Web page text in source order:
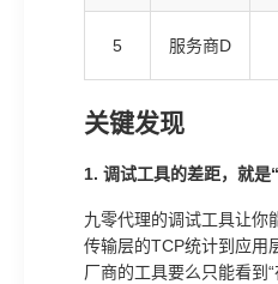
5 服务商D
关键发现
1. 调试工具的差距，就是
九零代理的调试工具让
传输层的TCP统计到应用
厂商的工具要么只能看到